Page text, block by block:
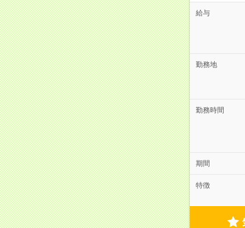
給与
勤務地
勤務時間
期間
特徴